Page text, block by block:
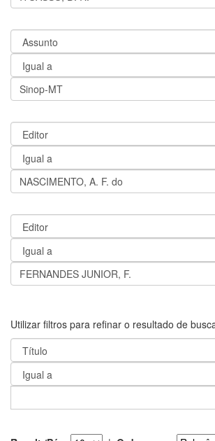
Utilizar filtros para refinar o resultado de